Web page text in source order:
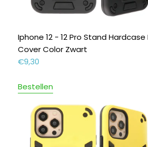
Iphone 12 - 12 Pro Stand Hardcase
Cover Color Zwart
€9,30
Bestellen